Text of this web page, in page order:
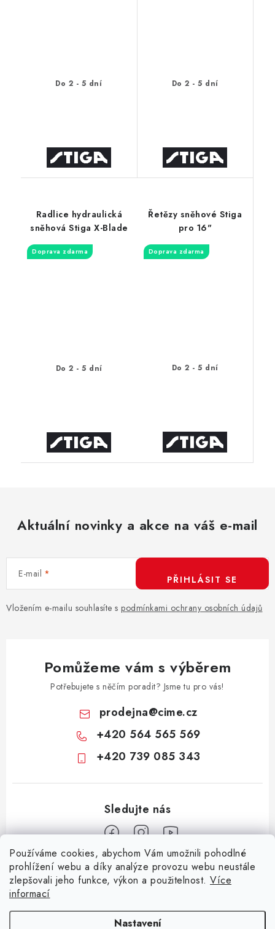
Používáme cookies, abychom Vám umožnili pohodlné
prohlížení webu a díky analýze provozu webu neustále
zlepšovali jeho funkce, výkon a použitelnost. Více
informací
Nastavení
Do 2 - 5 dní Do 2 - 5 dní
Radlice hydraulická
sněhová Stiga X-Blade
Doprava zdarma
Do 2 - 5 dní
Řetězy sněhové Stiga
pro 16"
Doprava zdarma
Do 2 - 5 dní
Aktuální novinky a akce na váš e-mail
E-mail
Vložením e-mailu souhlasíte s podmínkami ochrany osobních údajů
PŘIHLÁSIT SE
Pomůžeme vám s výběrem
Potřebujete s něčím poradit? Jsme tu pro vás!
prodejna@cime.cz
+420 564 565 569
+420 739 085 343
Informace pro vás
Billy Goat Walker